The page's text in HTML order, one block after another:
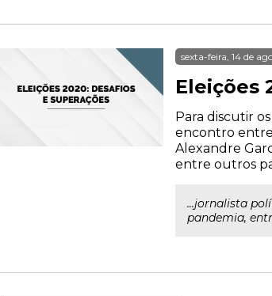
sexta-feira, 14 de
Eleições
Para discutir
encontro entre
Alexandre
entre outros
...jornalista
pandemia,